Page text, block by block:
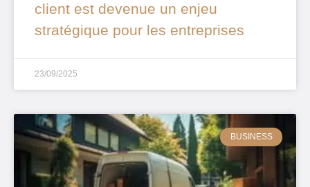
client est devenue un enjeu
stratégique pour les entreprises
23/09/2025
BUSINESS